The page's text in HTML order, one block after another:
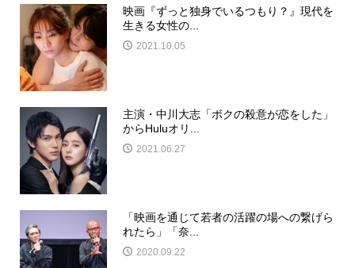
映画『ずっと独身でいるつもり？』現代を
生きる女性の...
2021.10.05
主演・中川大志「ボクの殺意が恋をした」
からHuluオリ...
2021.06.27
「映画を通じて若者の活躍の場への繋げら
れたら」「奈...
2020.09.22